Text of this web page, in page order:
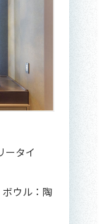
ータイ
ウル：陶